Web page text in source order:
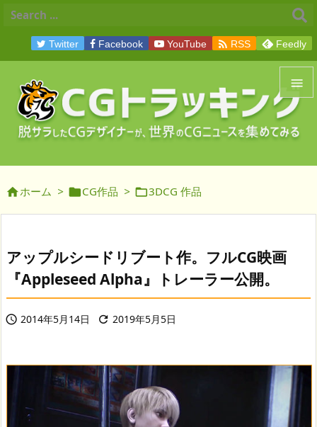


メニュ
前へ
Twitter Facebook YouTube  RSS Feedly
ホーム > CG作品 > 3DCG 作品
アップルシードリブート作。フルCG映画
『Appleseed Alpha』トレーラー公開。
 2014年5月14日  2019年5月5日